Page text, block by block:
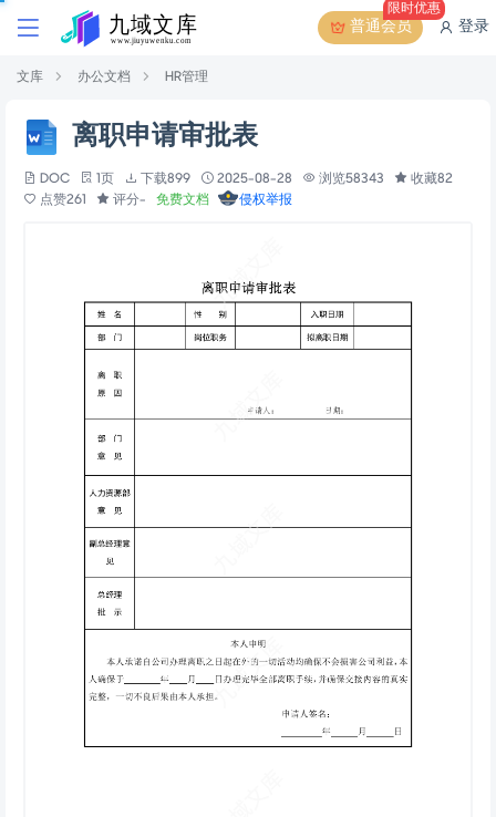
普通会员
限时优惠
登录
文库 办公文档 HR管理
离职申请审批表
DOC 1页 下载899 2025-08-28 浏览58343
收藏82
点赞261
评分- 免费文档 侵权举报